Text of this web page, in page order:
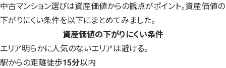
中古マンション選びは資産価値からの観点がポイント。資産価値の
下がりにくい条件を以下にまとめてみました。
資産価値の下がりにくい条件
エリア明らかに人気のないエリアは避ける。
駅からの距離徒歩15分以内